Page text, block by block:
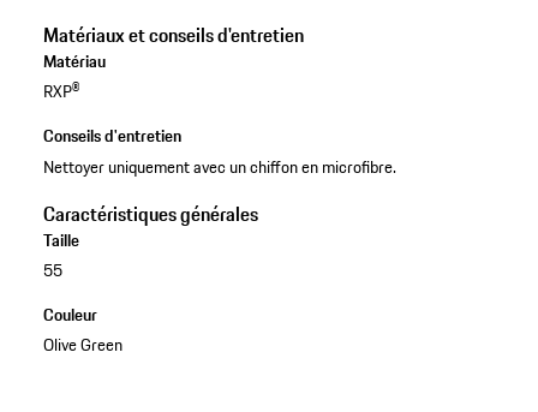
Matériaux et conseils d'entretien
Matériau
RXP®
Conseils d'entretien
Nettoyer uniquement avec un chiffon en microfibre.
Caractéristiques générales
Taille
55
Couleur
Olive Green